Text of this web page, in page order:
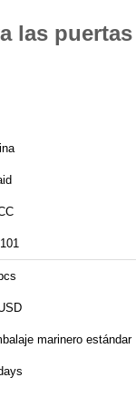
las
101
marinero estándar